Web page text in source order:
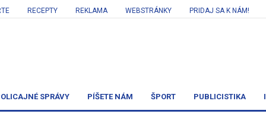
RECEPTY REKLAMA WEBSTRÁNKY PRIDAJ SA K NÁM!
SPRÁVY PÍŠETE NÁM ŠPORT PUBLICISTIKA